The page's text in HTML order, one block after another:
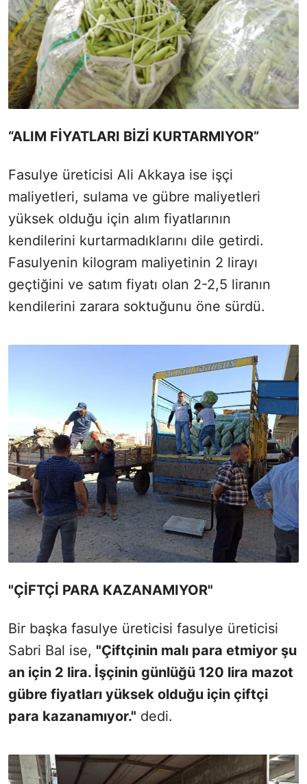
“ALIM FİYATLARI BİZİ KURTARMIYOR”
Fasulye üreticisi Ali Akkaya ise işçi
maliyetleri, sulama ve gübre maliyetleri
yüksek olduğu için alım fiyatlarının
kendilerini kurtarmadıklarını dile getirdi.
Fasulyenin kilogram maliyetinin 2 lirayı
geçtiğini ve satım fiyatı olan 2-2,5 liranın
kendilerini zarara soktuğunu öne sürdü.
"ÇİFTÇİ PARA KAZANAMIYOR"
Bir başka fasulye üreticisi fasulye üreticisi
Sabri Bal ise, "Çiftçinin malı para etmiyor şu
an için 2 lira. İşçinin günlüğü 120 lira mazot
gübre fiyatları yüksek olduğu için çiftçi
para kazanamıyor." dedi.